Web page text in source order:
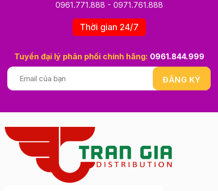
0961.771.888 - 0971.761.888
Thời gian 24/7
Tuyển đại lý phân phối chính hãng: 0961.844.999